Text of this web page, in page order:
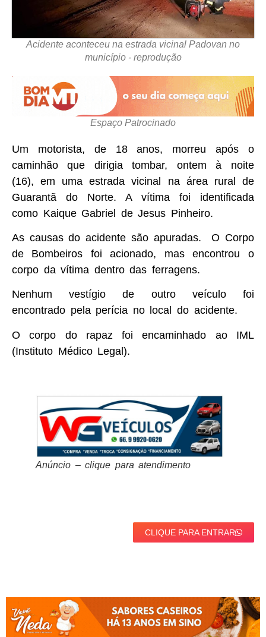
Acidente aconteceu na estrada vicinal Padovan no
município - reprodução
Espaço Patrocinado
Um motorista, de 18 anos, morreu após o
caminhão que dirigia tombar, ontem à noite
(16), em uma estrada vicinal na área rural de
Guarantã do Norte. A vítima foi identificada
como Kaique Gabriel de Jesus Pinheiro.
As causas do acidente são apuradas. O Corpo
de Bombeiros foi acionado, mas encontrou o
corpo da vítima dentro das ferragens.
Nenhum vestígio de outro veículo foi
encontrado pela perícia no local do acidente.
O corpo do rapaz foi encaminhado ao IML
(Instituto Médico Legal).
Anúncio – clique para atendimento
CLIQUE PARA ENTRAR